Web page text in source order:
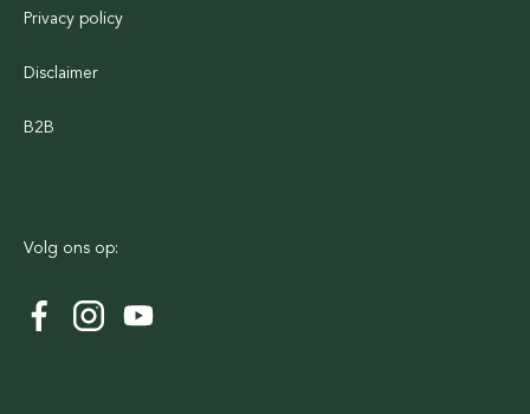
Privacy policy
Disclaimer
B2B
Volg ons op: